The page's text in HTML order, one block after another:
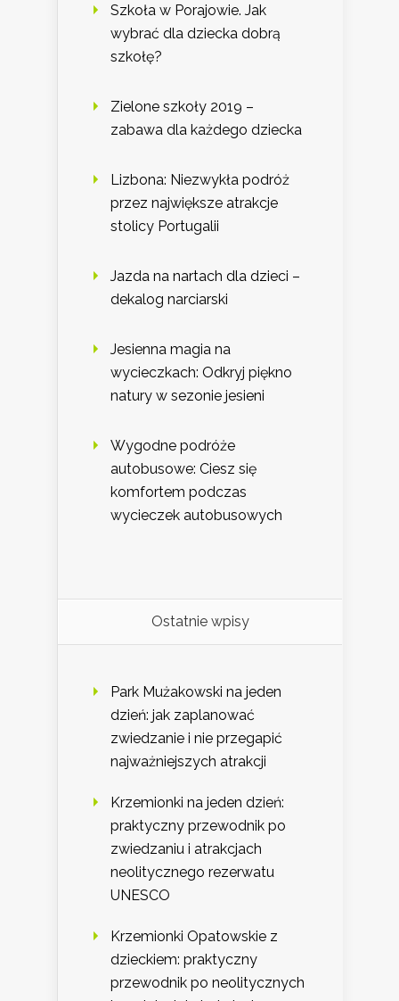
Szkoła w Porajowie. Jak
wybrać dla dziecka dobrą
szkołę?
Zielone szkoły 2019 –
zabawa dla każdego dziecka
Lizbona: Niezwykła podróż
przez największe atrakcje
stolicy Portugalii
Jazda na nartach dla dzieci –
dekalog narciarski
Jesienna magia na
wycieczkach: Odkryj piękno
natury w sezonie jesieni
Wygodne podróże
autobusowe: Ciesz się
komfortem podczas
wycieczek autobusowych
Ostatnie wpisy
Park Mużakowski na jeden
dzień: jak zaplanować
zwiedzanie i nie przegapić
najważniejszych atrakcji
Krzemionki na jeden dzień:
praktyczny przewodnik po
zwiedzaniu i atrakcjach
neolitycznego rezerwatu
UNESCO
Krzemionki Opatowskie z
dzieckiem: praktyczny
przewodnik po neolitycznych